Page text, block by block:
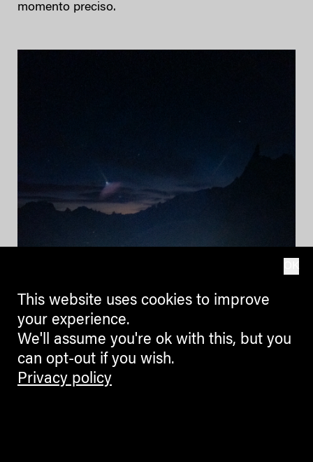
momento preciso.
This website uses cookies to improve
your experience.
We'll assume you're ok with this, but you
can opt-out if you wish.
Privacy policy